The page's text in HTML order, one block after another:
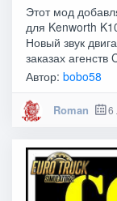
Этот мод
для Kenworth
Новый звук
заказах агенств
Автор:bobo58
Roman 6